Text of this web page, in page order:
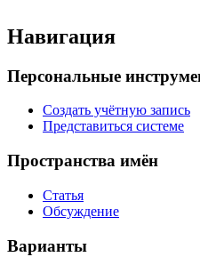
Навигация
Персональные
Создать учётную запись
Представиться системе
Пространства имён
Статья
Обсуждение
Варианты